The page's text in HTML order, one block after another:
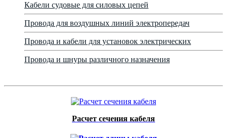
Кабели судовые для силовых цепей
Провода для воздушных линий электропередач
Провода и кабели для установок электрических
Провода и шнуры различного назначения
Расчет сечения кабеля